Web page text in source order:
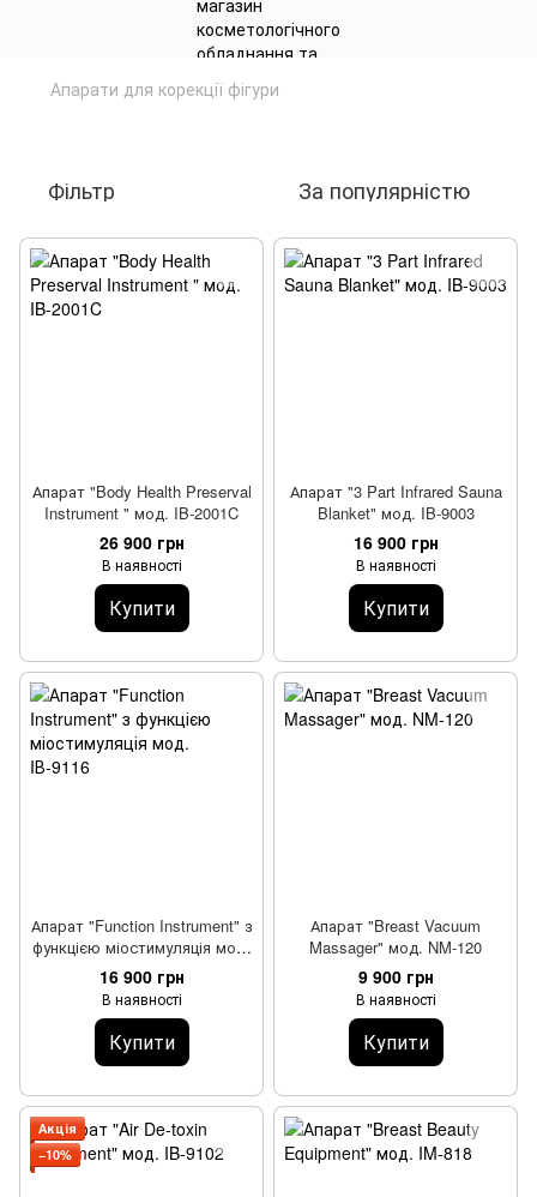
Апарати для корекції фігури
Фільтр За популярністю
Апарат "Body Health Preserval
Instrument " мод. IB-2001C
26 900 грн
В наявності
Купити
Апарат "3 Part Infrared Sauna
Blanket" мод. IB-9003
16 900 грн
В наявності
Купити
Апарат "Function Instrument" з
функцією міостимуляція мод.
IВ-9116
16 900 грн
В наявності
Купити
Апарат "Breast Vacuum
Massager" мод. NM-120
9 900 грн
В наявності
Купити
Акція
−10%